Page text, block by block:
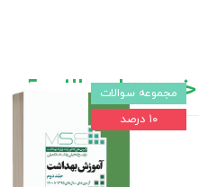
تومان)مجموعه سوالات
۱۰ درصد